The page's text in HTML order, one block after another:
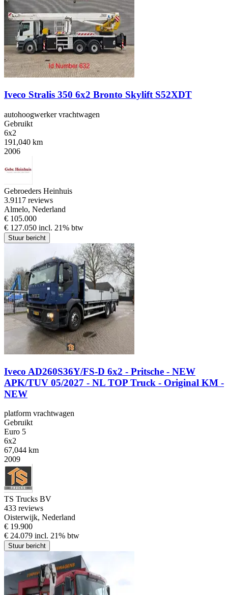
Iveco Stralis 350 6x2 Bronto Skylift S52XDT
autohoogwerker vrachtwagen
Gebruikt
6x2
191,040 km
2006
Gebroeders Heinhuis
3.9117 reviews
Almelo, Nederland
€ 105.000
€ 127.050 incl. 21% btw
Stuur bericht
Iveco AD260S36Y/FS-D 6x2 - Pritsche - NEW
APK/TUV 05/2027 - NL TOP Truck - Original KM -
NEW
platform vrachtwagen
Gebruikt
Euro 5
6x2
67,044 km
2009
TS Trucks BV
433 reviews
Oisterwijk, Nederland
€ 19.900
€ 24.079 incl. 21% btw
Stuur bericht